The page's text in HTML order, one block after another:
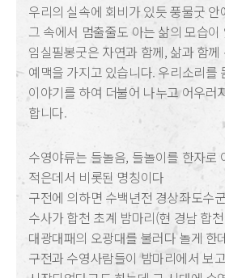
우리의 실속에 회비가 있듯 풍물굿
그 속에서 멈출줄도 아는 삶의 모습
임실필봉굿은 자연과 함께, 삶과 함
예맥을 가지고 있습니다. 우리소리를
이야기를 하여 더불어 나누고 어우러
합니다.
수영야류는 들놀음, 들놀이를 한자로
적은데서 비롯된 명칭이다
구전에 의하면 수백년전 경상좌도수
수사가 합천 초계 밤마리(현 경남 합
대광대패의 오광대를 불러다 놀게 한
구전과 수영사람들이 밤마리에서 보